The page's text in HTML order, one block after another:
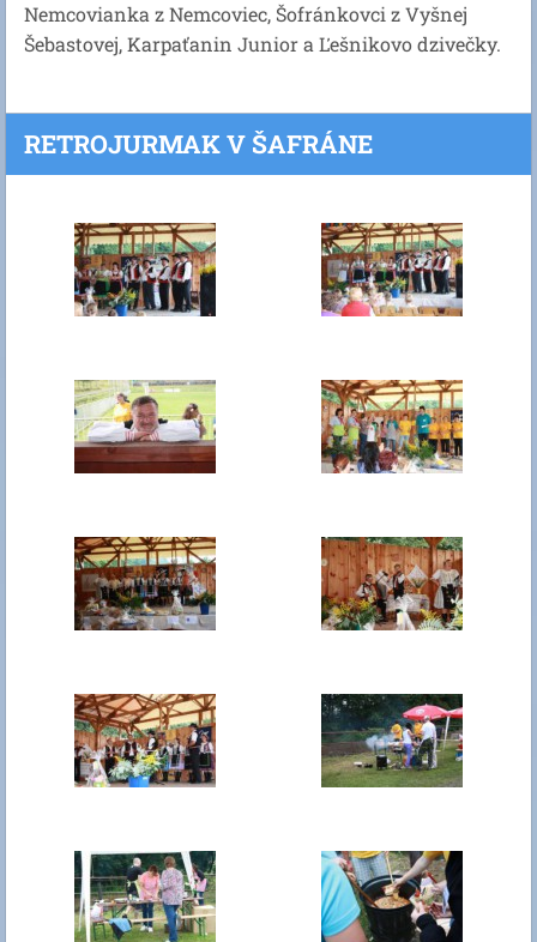
Nemcovianka z Nemcoviec, Šofránkovci z Vyšnej
Šebastovej, Karpaťanin Junior a Ľešnikovo dzivečky.
RETROJURMAK V ŠAFRÁNE